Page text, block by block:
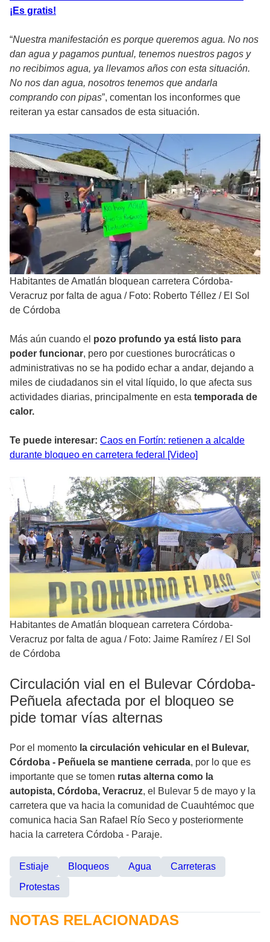
¡Es gratis!
“Nuestra manifestación es porque queremos agua. No nos
dan agua y pagamos puntual, tenemos nuestros pagos y
no recibimos agua, ya llevamos años con esta situación.
No nos dan agua, nosotros tenemos que andarla
comprando con pipas”, comentan los inconformes que
reiteran ya estar cansados de esta situación.
Habitantes de Amatlán bloquean carretera Córdoba-
Veracruz por falta de agua / Foto: Roberto Téllez / El Sol
de Córdoba
Más aún cuando el pozo profundo ya está listo para
poder funcionar, pero por cuestiones burocráticas o
administrativas no se ha podido echar a andar, dejando a
miles de ciudadanos sin el vital líquido, lo que afecta sus
actividades diarias, principalmente en esta temporada de
calor.
Te puede interesar: Caos en Fortín: retienen a alcalde
durante bloqueo en carretera federal [Video]
Habitantes de Amatlán bloquean carretera Córdoba-
Veracruz por falta de agua / Foto: Jaime Ramírez / El Sol
de Córdoba
Circulación vial en el Bulevar Córdoba-
Peñuela afectada por el bloqueo se
pide tomar vías alternas
Por el momento la circulación vehicular en el Bulevar,
Córdoba - Peñuela se mantiene cerrada, por lo que es
importante que se tomen rutas alterna como la
autopista, Córdoba, Veracruz, el Bulevar 5 de mayo y la
carretera que va hacia la comunidad de Cuauhtémoc que
comunica hacia San Rafael Río Seco y posteriormente
hacia la carretera Córdoba - Paraje.
Estiaje Bloqueos Agua
Carreteras
Protestas
NOTAS RELACIONADAS